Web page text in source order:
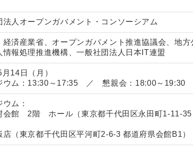
法人オープンガバメント・コンソーシアム
経済産業省、オープンガバメント推進協議会、地
情報処理推進機構、一般社団法人日本IT連盟
14日（月）
ウム：13:30～17:35 ／ 懇親会：18:00～19:30
ム：
会館 2階 ホール（東京都千代田区永田町1-11-35
店 （東京都千代田区平河町2-6-3 都道府県会館B1）